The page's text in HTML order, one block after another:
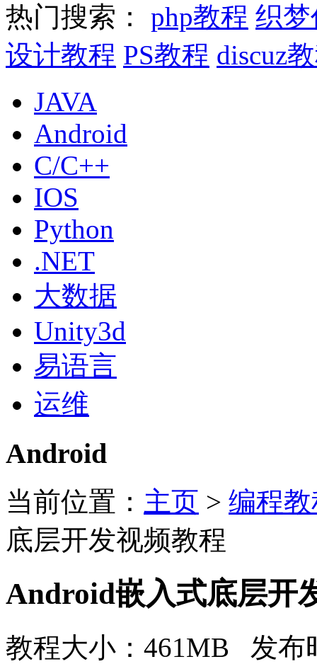
热门搜索： php教程 织
设计教程 PS教程 discuz
JAVA
Android
C/C++
IOS
Python
.NET
大数据
Unity3d
易语言
运维
Android
当前位置： 主页 > 编程
底层开发视频教程
Android嵌入式底层开
教程大小：461MB 发